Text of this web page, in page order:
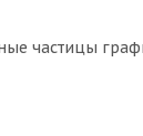
частицы